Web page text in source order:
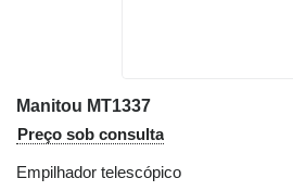
Manitou MT1337
Preço sob consulta
Empilhador telescópico